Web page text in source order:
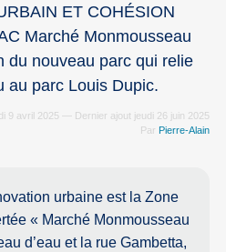
ET COHÉSION
Marché Monmousseau
du nouveau parc qui relie
au parc Louis Dupic.
9 avril 2025 — Dernier ajout jeudi 26 juin 2025
Par Pierre-Alain
urbaine est la Zone
« Marché Monmousseau
d’eau et la rue Gambetta,